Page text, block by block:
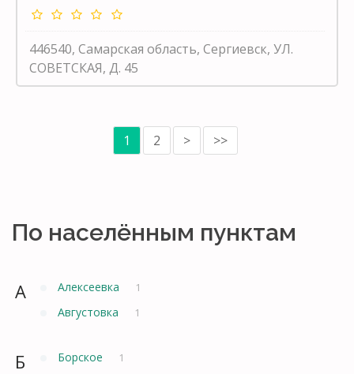
446540, Самарская область, Сергиевск, УЛ.
СОВЕТСКАЯ, Д. 45
1 2 > >>
По населённым пунктам
А Алексеевка 1
Августовка 1
Б Борское 1